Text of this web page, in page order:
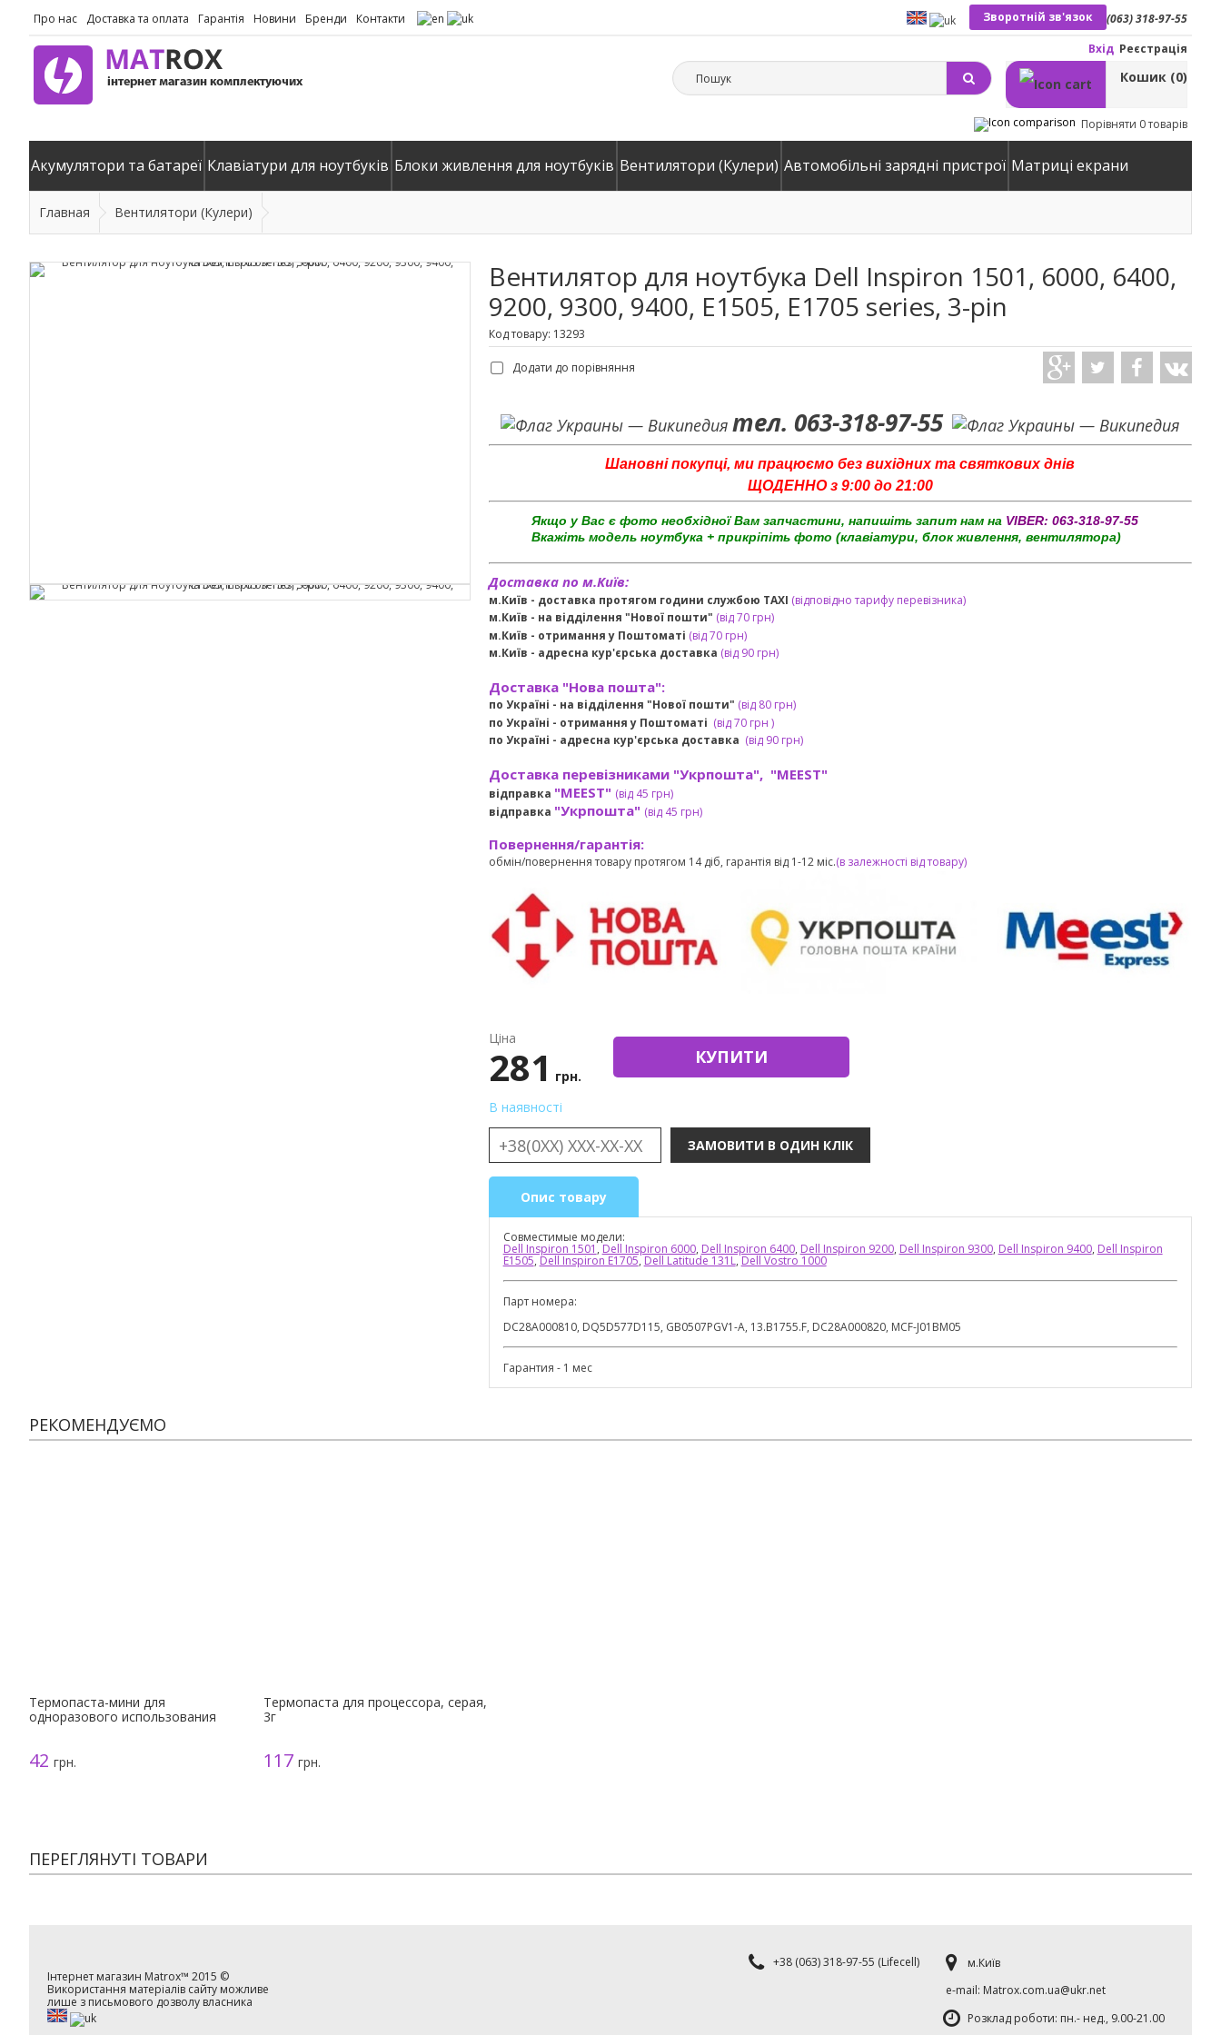
Про нас Доставка та оплата Гарантія Новини Бренди Контакти (063) 318-97-55
Зворотній зв'язок
Вхід Реєстрація
Кошик (0)
Порівняти 0 товарів
Акумулятори та батареї Клавіатури для ноутбуків Блоки живлення для ноутбуків Вентилятори (Кулери) Автомобільні зарядні пристрої Матриці екрани
Главная Вентилятори (Кулери)
Вентилятор для ноутбука Dell Inspiron 1501, 6000, 6400,
9200, 9300, 9400, E1505, E1705 series, 3-pin
Код товару: 13293
Додати до порівняння
тел. 063-318-97-55
Шановні покупці, ми працюємо без вихідних та святкових днів
ЩОДЕННО з 9:00 до 21:00
Якщо у Вас є фото необхідної Вам запчастини, напишіть запит нам на VIBER: 063-318-97-55
Вкажіть модель ноутбука + прикріпіть фото (клавіатури, блок живлення, вентилятора)
Доставка по м.Київ:
м.Київ - доставка протягом години службою TAXI (відповідно тарифу перевізника)
м.Київ - на відділення "Нової пошти" (від 70 грн)
м.Київ - отримання у Поштоматі (від 70 грн)
м.Київ - адресна кур'єрська доставка (від90 грн)
Доставка "Нова пошта":
по Україні - на відділення "Нової пошти" (від 80 грн)
по Україні - отримання у Поштоматі (від 70 грн )
по Україні - адресна кур'єрська доставка (від90 грн)
Доставка перевізниками "Укрпошта", "MEEST"
відправка "MEEST" (від 45 грн)
відправка "Укрпошта" (від 45 грн)
Повернення/гарантія:
обмін/повернення товару протягом 14 діб, гарантія від 1-12 міс.(в залежності від товару)
Ціна
281 грн.
В наявності
КУПИТИ
Опис товару
Совместимые модели:
Dell Inspiron 1501 , Dell Inspiron 6000, Dell Inspiron 6400, Dell Inspiron 9200, Dell Inspiron 9300, Dell Inspiron 9400, Dell Inspiron
E1505, Dell Inspiron E1705, Dell Latitude 131L,Dell Vostro 1000
Парт номера:
DC28A000810, DQ5D577D115, GB0507PGV1-A, 13.B1755.F, DC28A000820, MCF-J01BM05
Гарантия - 1 мес
РЕКОМЕНДУЄМО
Термопаста-мини для
одноразового использования
42 грн.
Термопаста для процессора, серая,
3г
117 грн.
ПЕРЕГЛЯНУТІ ТОВАРИ
Інтернет магазин Matrox™ 2015 ©
Використання матеріалів сайту можливе
лише з письмового дозволу власника
+38 (063) 318-97-55 (Lifecell)
м.Київ
е-mаil: Matrox.com.ua@ukr.net
Розклад роботи: пн.- нед., 9.00-21.00